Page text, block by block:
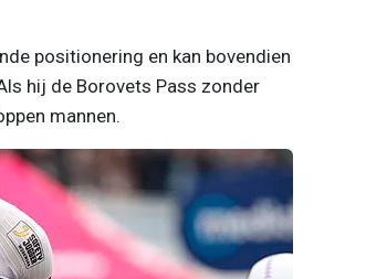
positionering en kan bovendien
hij de Borovets Pass zonder
mannen.